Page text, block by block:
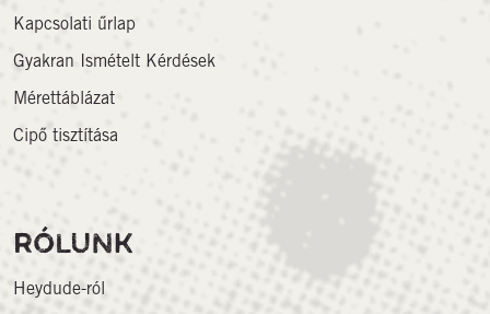
Kapcsolati űrlap
Gyakran Ismételt Kérdések
Mérettáblázat
Cipő tisztítása
RÓLUNK
Heydude-ról